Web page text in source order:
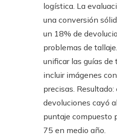
logística. La
una conversión
un 18% de
problemas de
unificar las guías de
incluir imágenes
precisas.
devoluciones cayó
puntaje compuesto
75 en medio año.